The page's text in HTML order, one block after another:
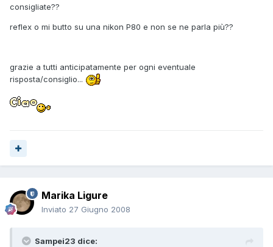
consigliate??
reflex o mi butto su una nikon P80 e non se ne parla più??
grazie a tutti anticipatamente per ogni eventuale
risposta/consiglio...
Marika Ligure
Inviato 27 Giugno 2008
Sampei23 dice: